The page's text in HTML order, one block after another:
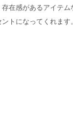
在感があるアイテ
トになってくれます。